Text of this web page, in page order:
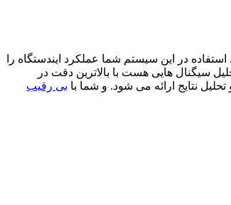
مورد استفاده در این سیستم شما عملکرد ایندستگاه را
های تصویری بر اساس متد پردازش و تحلیل سیگنال هایی هست با بالاترین دقت در
نتایج ارائه می شود. و شما با بی رقیب